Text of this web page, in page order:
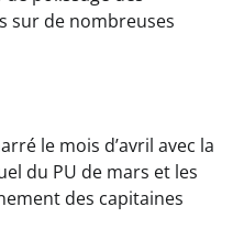
sur de nombreuses
le mois d’avril avec la
du PU de mars et les
des capitaines